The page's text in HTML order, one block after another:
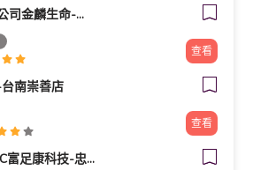
桃園禮儀公司金麟生命-桃園中壢禮儀公司葬儀社台北新北新竹全省推薦
查看
南崇善店
查看
FOOTDISC富足康科技-忠孝直營門市